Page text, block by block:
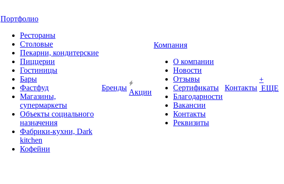
Портфолио
Рестораны
Столовые
Пекарни, кондитерские
Пиццерии
Гостиницы
Бары
Фастфуд
Магазины,
супермаркеты
Объекты социального
назначения
Фабрики-кухни, Dark
kitchen
Кофейни
Бренды
Акции
Компания
О компании
Новости
Отзывы
Сертификаты
Благодарности
Вакансии
Контакты
Реквизиты
Контакты
+
ЕЩЕ